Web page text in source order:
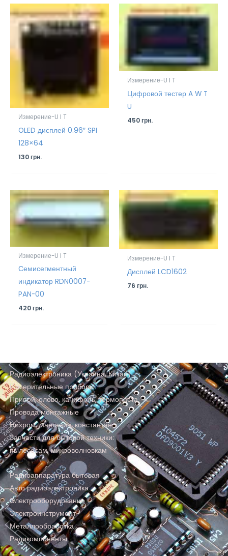
Измерение-U I T
OLED дисплей 0.96″ SPI
128×64
130грн.
Измерение-U I T
Цифровой тестер A W T
U
450грн.
Измерение-U I T
Семисегментный
индикатор RDN0007-
PAN-00
420грн.
Измерение-U I T
Дисплей LCD1602
76грн.
Радиоэлектроника (Украина, Китай)
Измерительные приборы
Припой, олово, канифоль, термопаста
Провода монтажные
Нихром, манганин, константан
Запчасти для бытовой техники:
пылесосам, микроволновкам
Радиоаппаратура бытовая
Авто радиоэлектроника
Электрооборудование
Электроинструмент
Металлообработка
Радикомпоненты